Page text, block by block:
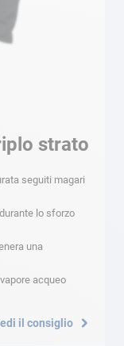
strato
seguiti magari
lo sforzo
una
acqueo
il consiglio